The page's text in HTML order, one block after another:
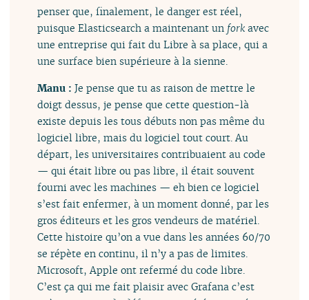
penser que, finalement, le danger est réel,
puisque Elasticsearch a maintenant un fork avec
une entreprise qui fait du Libre à sa place, qui a
une surface bien supérieure à la sienne.
Manu :Je pense que tu as raison de mettre le
doigt dessus, je pense que cette question-là
existe depuis les tous débuts non pas même du
logiciel libre, mais du logiciel tout court. Au
départ, les universitaires contribuaient au code
— qui était libre ou pas libre, il était souvent
fourni avec les machines — eh bien ce logiciel
s’est fait enfermer, à un moment donné, par les
gros éditeurs et les gros vendeurs de matériel.
Cette histoire qu’on a vue dans les années 60/70
se répète en continu, il n’y a pas de limites.
Microsoft, Apple ont refermé du code libre.
C’est ça qui me fait plaisir avec Grafana c’est